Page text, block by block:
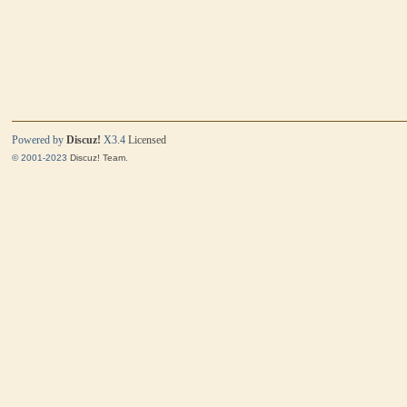
Powered byDiscuz! X3.4 Licensed
© 2001-2023Discuz! Team